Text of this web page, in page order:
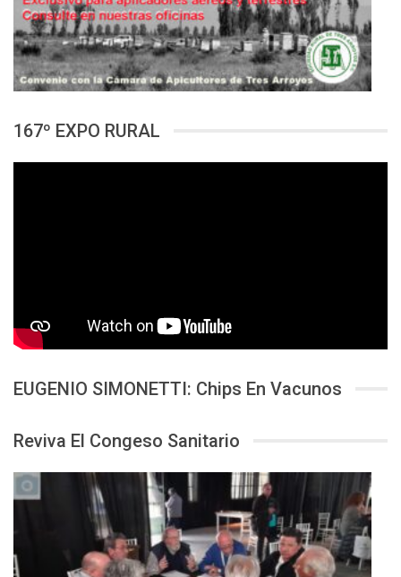
167º EXPO RURAL
EUGENIO SIMONETTI: Chips En Vacunos
Reviva El Congeso Sanitario